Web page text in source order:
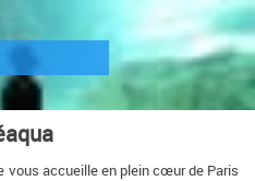
vous accueille en plein cœur de Paris